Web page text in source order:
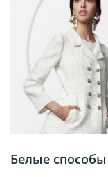
Белые способы